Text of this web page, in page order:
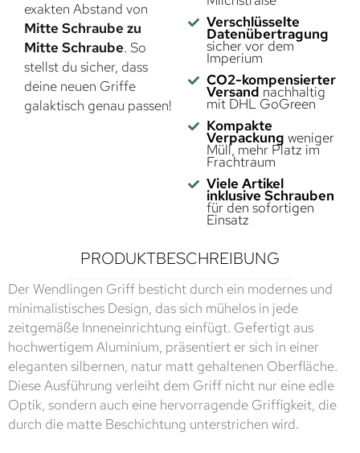
exakten Abstand von
Mitte Schraube zu
Mitte Schraube. So
stellst du sicher, dass
deine neuen Griffe
galaktisch genau passen!
Verschlüsselte
Datenübertragung
sicher vor dem
Imperium
CO2-kompensierter
Versand nachhaltig
mit DHL GoGreen
Kompakte
Verpackung weniger
Müll, mehr Platz im
Frachtraum
Viele Artikel
inklusive Schrauben
für den sofortigen
Einsatz
PRODUKTBESCHREIBUNG
Der Wendlingen Griff besticht durch ein modernes und
minimalistisches Design, das sich mühelos in jede
zeitgemäße Inneneinrichtung einfügt. Gefertigt aus
hochwertigem Aluminium, präsentiert er sich in einer
eleganten silbernen, natur matt gehaltenen Oberfläche.
Diese Ausführung verleiht dem Griff nicht nur eine edle
Optik, sondern auch eine hervorragende Griffigkeit, die
durch die matte Beschichtung unterstrichen wird.